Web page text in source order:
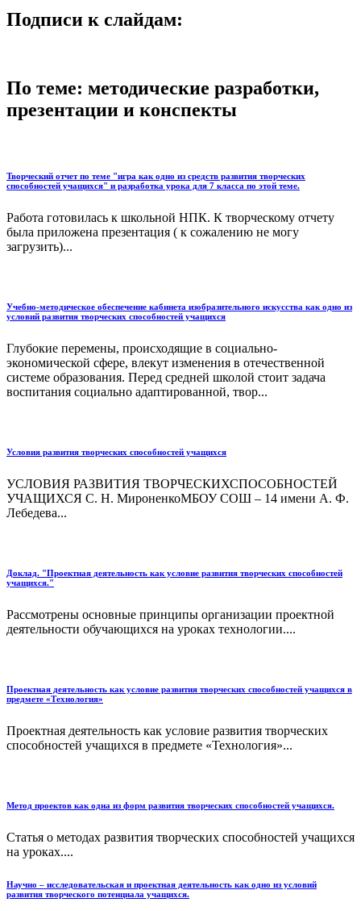
Подписи к слайдам:
По теме: методические разработки,
презентации и конспекты
Творческий отчет по теме "игра как одно из средств развития творческих
способностей учащихся" и разработка урока для 7 класса по этой теме.
Работа готовилась к школьной НПК. К творческому отчету
была приложена презентация ( к сожалению не могу
загрузить)...
Учебно-методическое обеспечение кабинета изобразительного искусства как одно из
условий развития творческих способностей учащихся
Глубокие перемены, происходящие в социально-
экономической сфере, влекут изменения в отечественной
системе образования. Перед средней школой стоит задача
воспитания социально адаптированной, твор...
Условия развития творческих способностей учащихся
УСЛОВИЯ РАЗВИТИЯ ТВОРЧЕСКИХСПОСОБНОСТЕЙ
УЧАЩИХСЯ С. Н. МироненкоМБОУ СОШ – 14 имени А. Ф.
Лебедева...
Доклад. "Проектная деятельность как условие развития творческих способностей
учащихся."
Рассмотрены основные принципы организации проектной
деятельности обучающихся на уроках технологии....
Проектная деятельность как условие развития творческих способностей учащихся в
предмете «Технология»
Проектная деятельность как условие развития творческих
способностей учащихся в предмете «Технология»...
Метод проектов как одна из форм развития творческих способностей учащихся.
Статья о методах развития творческих способностей учащихся
на уроках....
Научно – исследовательская и проектная деятельность как одно из условий
развития творческого потенциала учащихся.